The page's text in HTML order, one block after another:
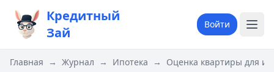
Кредитный
Зай
Войти
Главная → Журнал → Ипотека → Оценка квартиры для